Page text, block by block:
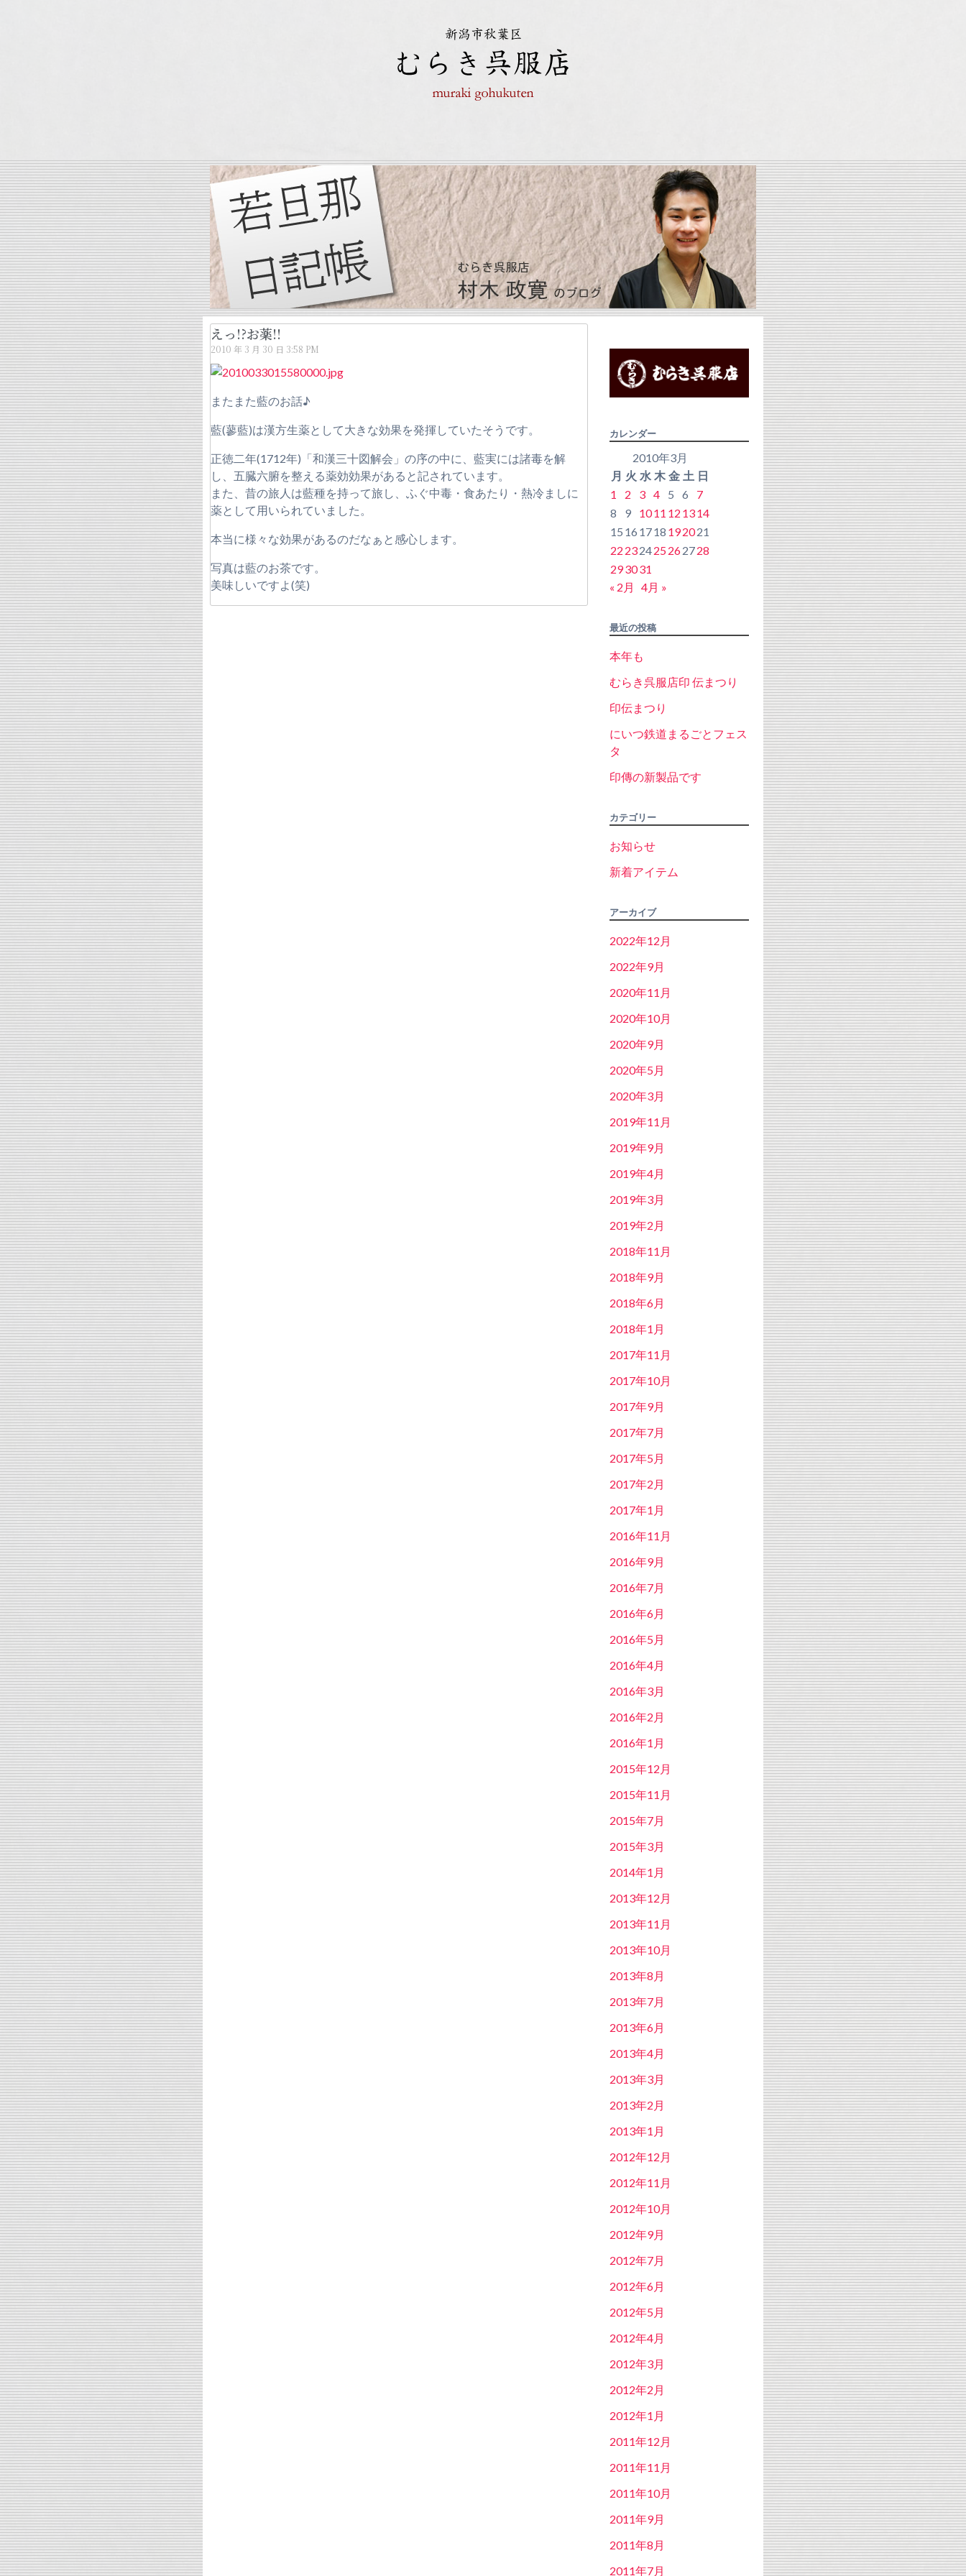
えっ!?お薬!!
2010 年 3 月 30 日 3:58 PM
またまた藍のお話♪
藍(蓼藍)は漢方生薬として大きな効果を発揮していたそうです。
正徳二年(1712年)「和漢三十図解会」の序の中に、藍実には諸毒を解
し、五臓六腑を整える薬効効果があると記されています。
また、昔の旅人は藍種を持って旅し、ふぐ中毒・食あたり・熱冷ましに
薬として用いられていました。
本当に様々な効果があるのだなぁと感心します。
写真は藍のお茶です。
美味しいですよ(笑)
カレンダー
2010年3月
月 火 水 木 金 土 日
1
2 3 4 5 6
7
8
9 1011 12 1314
15 16 1718 192021
22 232425262728
293031
« 2月
4月 »
最近の投稿
本年も
むらき呉服店印 伝まつり
印伝まつり
にいつ鉄道まるごとフェス
タ
印傳の新製品です
カテゴリー
お知らせ
新着アイテム
アーカイブ
2022年12月
2022年9月
2020年11月
2020年10月
2020年9月
2020年5月
2020年3月
2019年11月
2019年9月
2019年4月
2019年3月
2019年2月
2018年11月
2018年9月
2018年6月
2018年1月
2017年11月
2017年10月
2017年9月
2017年7月
2017年5月
2017年2月
2017年1月
2016年11月
2016年9月
2016年7月
2016年6月
2016年5月
2016年4月
2016年3月
2016年2月
2016年1月
2015年12月
2015年11月
2015年7月
2015年3月
2014年1月
2013年12月
2013年11月
2013年10月
2013年8月
2013年7月
2013年6月
2013年4月
2013年3月
2013年2月
2013年1月
2012年12月
2012年11月
2012年10月
2012年9月
2012年7月
2012年6月
2012年5月
2012年4月
2012年3月
2012年2月
2012年1月
2011年12月
2011年11月
2011年10月
2011年9月
2011年8月
2011年7月